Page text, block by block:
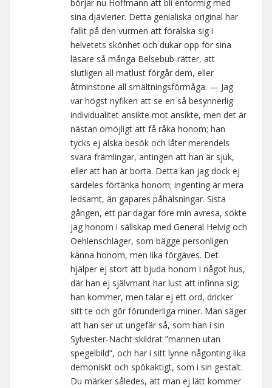
börjar nu Hoffmann att bli enformig med
sina djävlerier. Detta genialiska original har
fallit på den vurmen att förälska sig i
helvetets skönhet och dukar opp för sina
läsare så många Belsebub-rätter, att
slutligen all matlust förgår dem, eller
åtminstone all smältningsförmåga. — Jag
var högst nyfiken att se en så besynnerlig
individualitet ansikte mot ansikte, men det är
nästan omöjligt att få råka honom; han
tycks ej älska besök och låter merendels
svara främlingar, antingen att han är sjuk,
eller att han är borta. Detta kan jag dock ej
särdeles förtänka honom; ingenting är mera
ledsamt, än gapares påhälsningar. Sista
gången, ett par dagar före min avresa, sökte
jag honom i sällskap med General Helvig och
Oehlenschläger, som bägge personligen
känna honom, men lika förgäves. Det
hjälper ej stort att bjuda honom i något hus,
där han ej självmant har lust att infinna sig;
han kommer, men talar ej ett ord, dricker
sitt te och gör förunderliga miner. Man säger
att han ser ut ungefär så, som han i sin
Sylvester-Nacht skildrat ”mannen utan
spegelbild”, och har i sitt lynne någonting lika
demoniskt och spökaktigt, som i sin gestalt.
Du märker således, att man ej lätt kommer